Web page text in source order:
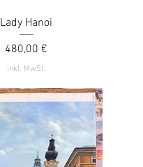
Schnellansicht
Lady Hanoi
Preis
480,00 €
inkl. MwSt.